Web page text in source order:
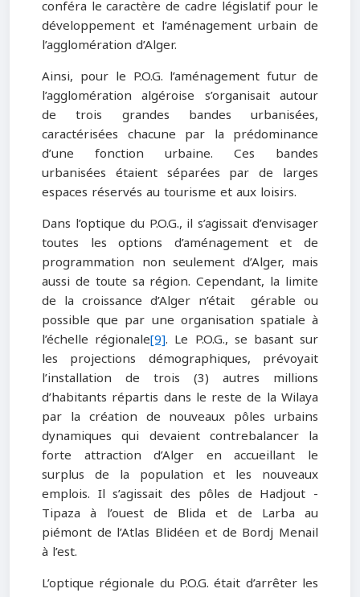
conféra le caractère de cadre législatif pour le
développement et l’aménagement urbain de
l’agglomération d’Alger.
Ainsi, pour le P.O.G. l’aménagement futur de
l’agglomération algéroise s’organisait autour
de trois grandes bandes urbanisées,
caractérisées chacune par la prédominance
d’une fonction urbaine. Ces bandes
urbanisées étaient séparées par de larges
espaces réservés au tourisme et aux loisirs.
Dans l’optique du P.O.G., il s’agissait d’envisager
toutes les options d’aménagement et de
programmation non seulement d’Alger, mais
aussi de toute sa région. Cependant, la limite
de la croissance d’Alger n’était gérable ou
possible que par une organisation spatiale à
l’échelle régionale[9]. Le P.O.G., se basant sur
les projections démographiques, prévoyait
l’installation de trois (3) autres millions
d’habitants répartis dans le reste de la Wilaya
par la création de nouveaux pôles urbains
dynamiques qui devaient contrebalancer la
forte attraction d’Alger en accueillant le
surplus de la population et les nouveaux
emplois. Il s’agissait des pôles de Hadjout -
Tipaza à l’ouest de Blida et de Larba au
piémont de l’Atlas Blidéen et de Bordj Menail
à l’est.
L’optique régionale du P.O.G. était d’arrêter les